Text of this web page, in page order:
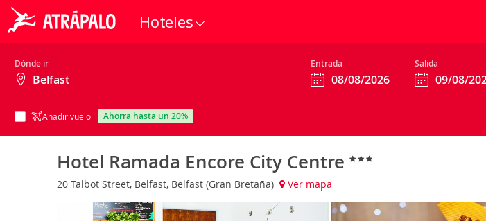
Hoteles
Dónde ir Entrada Salida
Añadir vuelo ahorra hasta un 20%
Hotel Ramada Encore City Centre
20 Talbot Street, Belfast, Belfast (Gran Bretaña) Ver mapa